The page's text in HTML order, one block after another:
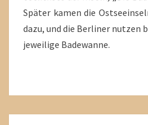
Später kamen die
dazu, und die Berliner nutzen
jeweilige Badewanne.